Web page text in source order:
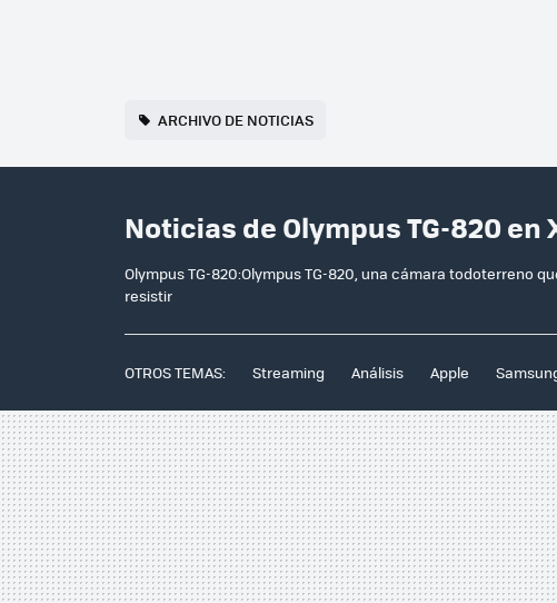
ARCHIVO DE NOTICIAS
Noticias de Olympus TG-820 en
Olympus TG-820:Olympus TG-820, una cámara todoterreno
resistir
OTROS TEMAS: Streaming Análisis Apple